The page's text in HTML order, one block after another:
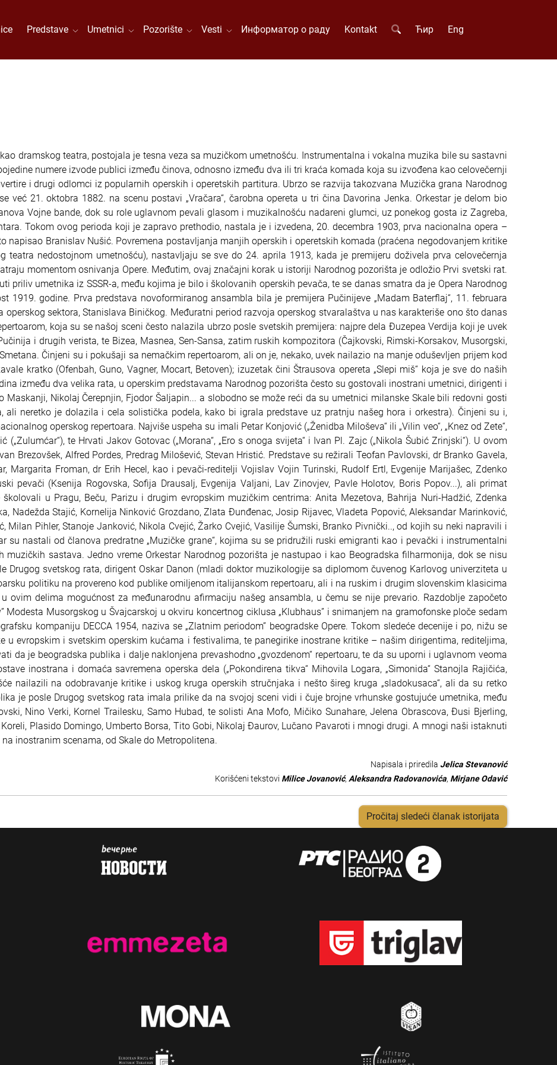
Predstave Umetnici Pozorište Vesti Информатор о раду Kontakt Ћир Eng
dramskog teatra, postojala je tesna veza sa muzičkom umetnošću. Instrumentalna i vokalna muzika bile su sastavni
numere izvode publici između činova, odnosno između dva ili tri kraća komada koja su izvođena kao celovečernji
i drugi odlomci iz popularnih operskih i operetskih partitura. Ubrzo se razvija takozvana Muzička grana Narodnog
već 21. oktobra 1882. na scenu postavi „Vračara“, čarobna opereta u tri čina Davorina Jenka. Orkestar je delom bio
Vojne bande, dok su role uglavnom pevali glasom i muzikalnošću nadareni glumci, uz ponekog gosta iz Zagreba,
Tokom ovog perioda koji je zapravo prethodio, nastala je i izvedena, 20. decembra 1903, prva nacionalna opera –
napisao Branislav Nušić. Povremena postavljanja manjih operskih i operetskih komada (praćena negodovanjem kritike
teatra nedostojnom umetnošću), nastavljaju se sve do 24. aprila 1913, kada je premijeru doživela prva celovečernja
momentom osnivanja Opere. Međutim, ovaj značajni korak u istoriji Narodnog pozorišta je odložio Prvi svetski rat.
priliv umetnika iz SSSR-a, među kojima je bilo i školovanih operskih pevača, te se danas smatra da je Opera Narodnog
1919. godine. Prva predstava novoformiranog ansambla bila je premijera Pučinijeve „Madam Baterflaj“, 11. februara
sektora, Stanislava Biničkog. Međuratni period razvoja operskog stvaralaštva u nas karakteriše ono što danas
koja su se našoj sceni često nalazila ubrzo posle svetskih premijera: najpre dela Đuzepea Verdija koji je uvek
i drugih verista, te Bizea, Masnea, Sen-Sansa, zatim ruskih kompozitora (Čajkovski, Rimski-Korsakov, Musorgski,
Činjeni su i pokušaji sa nemačkim repertoarom, ali on je, nekako, uvek nailazio na manje oduševljen prijem kod
kratko (Ofenbah, Guno, Vagner, Mocart, Betoven); izuzetak čini Štrausova opereta „Slepi miš“ koja je sve do naših
između dva velika rata, u operskim predstavama Narodnog pozorišta često su gostovali inostrani umetnici, dirigenti i
Nikolaj Čerepnjin, Fjodor Šaljapin... a slobodno se može reći da su umetnici milanske Skale bili redovni gosti
ali neretko je dolazila i cela solistička podela, kako bi igrala predstave uz pratnju našeg hora i orkestra). Činjeni su i,
operskog repertoara. Najviše uspeha su imali Petar Konjović („Ženidba Miloševa“ ili „Vilin veo“, „Knez od Zete“,
(„Zulumćar“), te Hrvati Jakov Gotovac („Morana“, „Ero s onoga svijeta“ i Ivan Pl. Zajc („Nikola Šubić Zrinjski“). U ovom
Brezovšek, Alfred Pordes, Predrag Milošević, Stevan Hristić. Predstave su režirali Teofan Pavlovski, dr Branko Gavela,
Margarita Froman, dr Erih Hecel, kao i pevači-reditelji Vojislav Vojin Turinski, Rudolf Ertl, Evgenije Marijašec, Zdenko
pevači (Ksenija Rogovska, Sofija Drausalj, Evgenija Valjani, Lav Zinovjev, Pavle Holotov, Boris Popov...), ali primat
u Pragu, Beču, Parizu i drugim evropskim muzičkim centrima: Anita Mezetova, Bahrija Nuri-Hadžić, Zdenka
Nadežda Stajić, Kornelija Ninković Grozdano, Zlata Đunđenac, Josip Rijavec, Vladeta Popović, Aleksandar Marinković,
Milan Pihler, Stanoje Janković, Nikola Cvejić, Žarko Cvejić, Vasilije Šumski, Branko Pivnički.., od kojih su neki napravili i
su nastali od članova predratne „Muzičke grane“, kojima su se pridružili ruski emigranti kao i pevački i instrumentalni
muzičkih sastava. Jedno vreme Orkestar Narodnog pozorišta je nastupao i kao Beogradska filharmonija, dok se nisu
Drugog svetskog rata, dirigent Oskar Danon (mladi doktor muzikologije sa diplomom čuvenog Karlovog univerziteta u
politiku na provereno kod publike omiljenom italijanskom repertoaru, ali i na ruskim i drugim slovenskim klasicima
ovim delima mogućnost za međunarodnu afirmaciju našeg ansambla, u čemu se nije prevario. Razdoblje započeto
Modesta Musorgskog u Švajcarskoj u okviru koncertnog ciklusa „Klubhaus” i snimanjem na gramofonske ploče sedam
kompaniju DECCA 1954, naziva se „Zlatnim periodom” beogradske Opere. Tokom sledeće decenije i po, nižu se
u evropskim i svetskim operskim kućama i festivalima, te panegirike inostrane kritike – našim dirigentima, rediteljima,
da je beogradska publika i dalje naklonjena prevashodno „gvozdenom“ repertoaru, te da su uporni i uglavnom veoma
inostrana i domaća savremena operska dela („Pokondirena tikva“ Mihovila Logara, „Simonida“ Stanojla Rajičića,
nailazili na odobravanje kritike i uskog kruga operskih stručnjaka i nešto šireg kruga „sladokusaca“, ali da su retko
je posle Drugog svetskog rata imala prilike da na svojoj sceni vidi i čuje brojne vrhunske gostujuće umetnika, među
Nino Verki, Kornel Trailesku, Samo Hubad, te solisti Ana Mofo, Mičiko Sunahare, Jelena Obrascova, Đusi Bjerling,
Plasido Domingo, Umberto Borsa, Tito Gobi, Nikolaj Đaurov, Lučano Pavaroti i mnogi drugi. A mnogi naši istaknuti
inostranim scenama, od Skale do Metropolitena.
Napisala i priredila Jelica Stevanović
Korišćeni tekstovi Milice Jovanović, Aleksandra Radovanovića, Mirjane Odavić
Pročitaj sledeći članak istorijata